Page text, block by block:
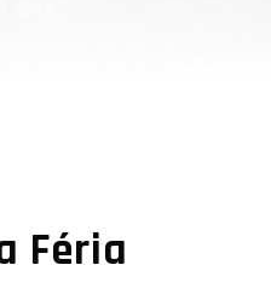
Féria